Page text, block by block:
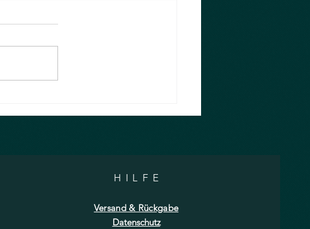
Jetzt habe ich es doch glatt
den Blog hab ich...
HILF E
Versand & Rückgabe
Datenschutz